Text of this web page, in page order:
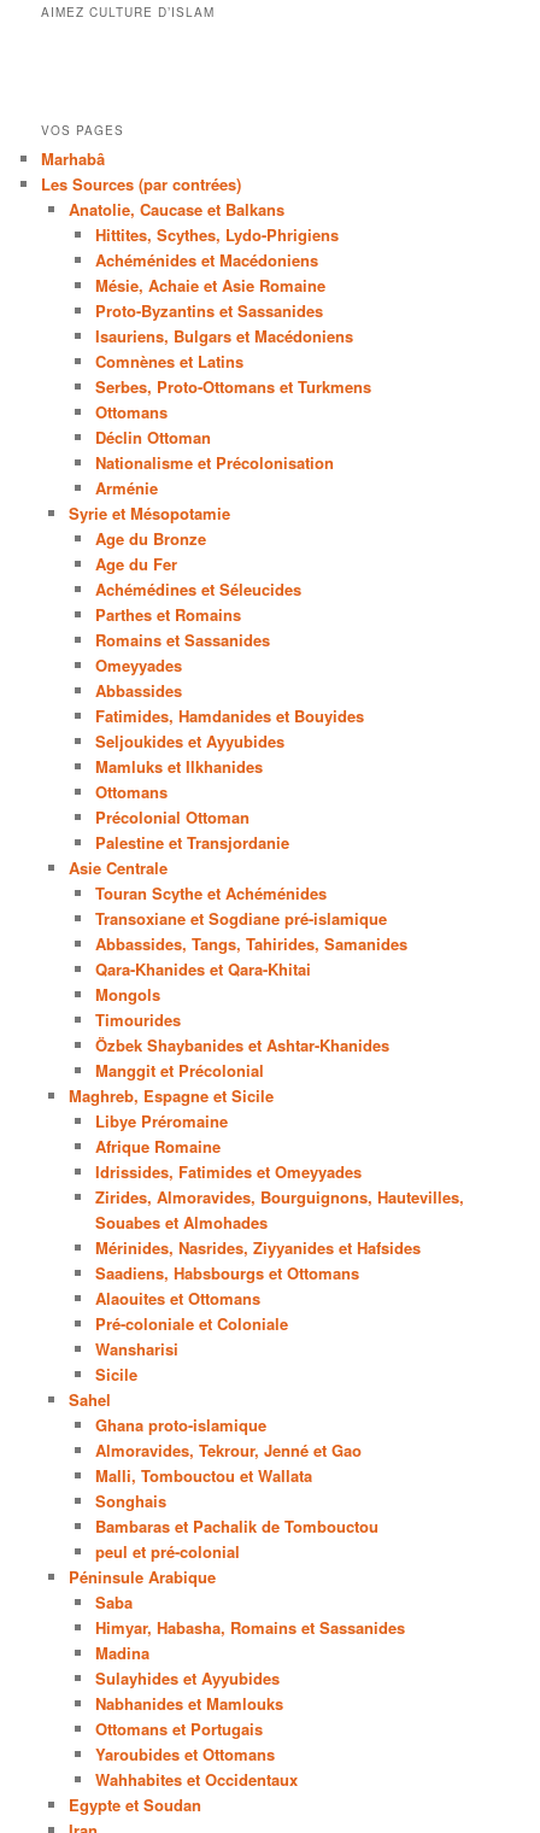
AIMEZ CULTURE D’ISLAM
VOS PAGES
Marhabâ
Les Sources (par contrées)
Anatolie, Caucase et Balkans
Hittites, Scythes, Lydo-Phrigiens
Achéménides et Macédoniens
Mésie, Achaie et Asie Romaine
Proto-Byzantins et Sassanides
Isauriens, Bulgars et Macédoniens
Comnènes et Latins
Serbes, Proto-Ottomans et Turkmens
Ottomans
Déclin Ottoman
Nationalisme et Précolonisation
Arménie
Syrie et Mésopotamie
Age du Bronze
Age du Fer
Achémédines et Séleucides
Parthes et Romains
Romains et Sassanides
Omeyyades
Abbassides
Fatimides, Hamdanides et Bouyides
Seljoukides et Ayyubides
Mamluks et Ilkhanides
Ottomans
Précolonial Ottoman
Palestine et Transjordanie
Asie Centrale
Touran Scythe et Achéménides
Transoxiane et Sogdiane pré-islamique
Abbassides, Tangs, Tahirides, Samanides
Qara-Khanides et Qara-Khitai
Mongols
Timourides
Özbek Shaybanides et Ashtar-Khanides
Manggit et Précolonial
Maghreb, Espagne et Sicile
Libye Préromaine
Afrique Romaine
Idrissides, Fatimides et Omeyyades
Zirides, Almoravides, Bourguignons, Hautevilles,
Souabes et Almohades
Mérinides, Nasrides, Ziyyanides et Hafsides
Saadiens, Habsbourgs et Ottomans
Alaouites et Ottomans
Pré-coloniale et Coloniale
Wansharisi
Sicile
Sahel
Ghana proto-islamique
Almoravides, Tekrour, Jenné et Gao
Malli, Tombouctou et Wallata
Songhais
Bambaras et Pachalik de Tombouctou
peul et pré-colonial
Péninsule Arabique
Saba
Himyar, Habasha, Romains et Sassanides
Madina
Sulayhides et Ayyubides
Nabhanides et Mamlouks
Ottomans et Portugais
Yaroubides et Ottomans
Wahhabites et Occidentaux
Egypte et Soudan